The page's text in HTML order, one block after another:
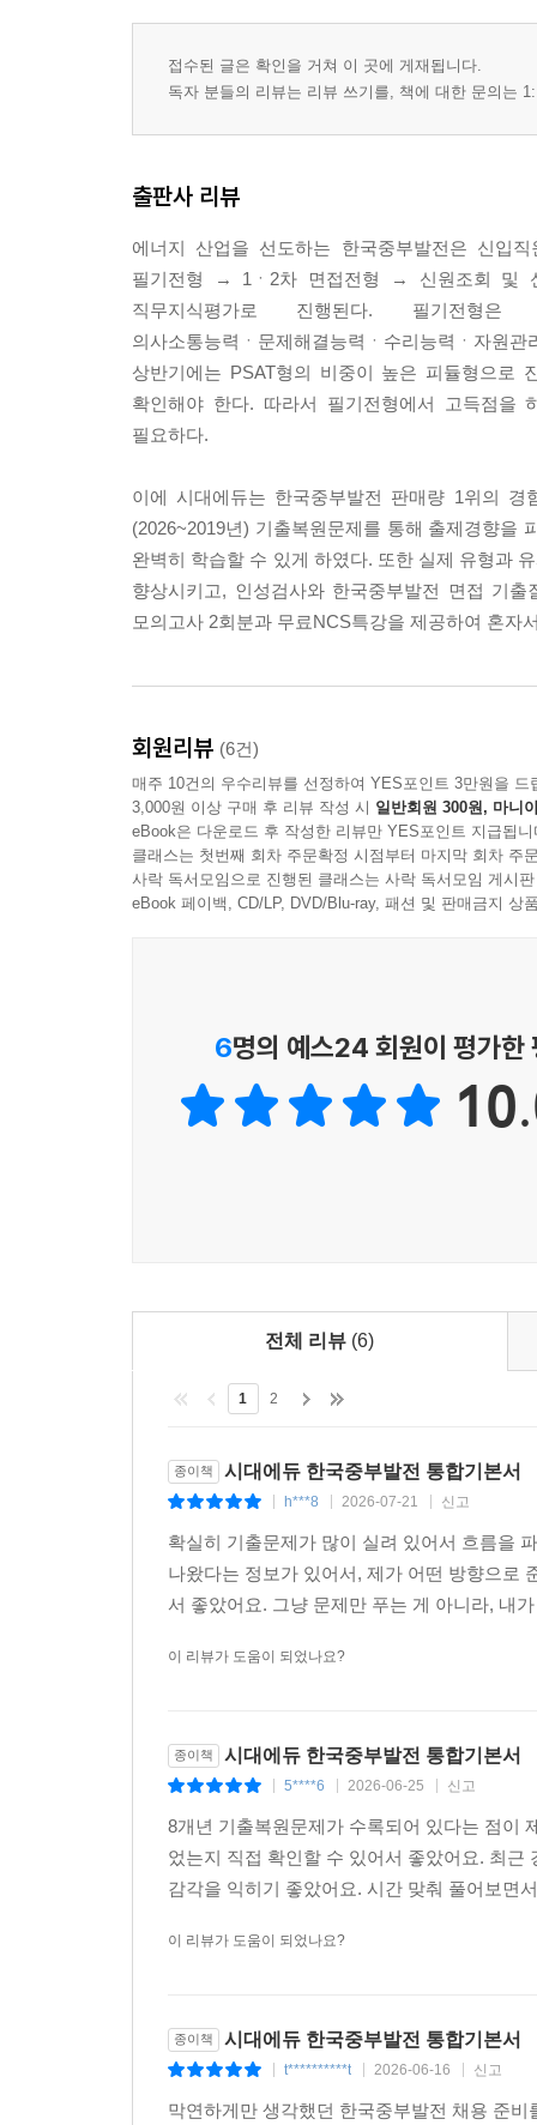
접수된 글은 확인을 거쳐 이 곳에 게재됩니다.
독자 분들의 리뷰는 리뷰 쓰기를, 책에 대한 문의는
출판사 리뷰
에너지 산업을 선도하는 한국중부발전은 신입
필기전형 → 1ㆍ2차 면접전형 → 신원조회 및
직무지식평가로 진행된다. 필기전형은
의사소통능력ㆍ문제해결능력ㆍ수리능력ㆍ자원
상반기에는 PSAT형의 비중이 높은 피듈형으로
확인해야 한다. 따라서 필기전형에서 고득점을
필요하다.
이에 시대에듀는 한국중부발전 판매량 1위의
(2026~2019년) 기출복원문제를 통해 출제경향을
완벽히 학습할 수 있게 하였다. 또한 실제 유형과
향상시키고, 인성검사와 한국중부발전 면접 기
모의고사 2회분과 무료NCS특강을 제공하여 혼자
회원리뷰 (6건)
매주 10건의 우수리뷰를 선정하여 YES포인트 3만원을 드
3,000원 이상 구매 후 리뷰 작성 시 일반회원 300원, 마니
eBook은 다운로드 후 작성한 리뷰만 YES포인트 지급됩니
클래스는 첫번째 회차 주문확정 시점부터 마지막 회차 주
사락 독서모임으로 진행된 클래스는 사락 독서모임 게시
eBook 페이백, CD/LP, DVD/Blu-ray, 패션 및 판매금지 상
6명의 예스24 회원이 평가한
전체 리뷰 (6)
1 2
종이책 시대에듀 한국중부발전 통합기본서
h***8 2026-07-21 신고
확실히 기출문제가 많이 실려 있어서 흐름을
나왔다는 정보가 있어서, 제가 어떤 방향으로
서 좋았어요. 그냥 문제만 푸는 게 아니라, 내
이 리뷰가 도움이 되었나요?
종이책 시대에듀 한국중부발전 통합기본서
5****6 2026-06-25 신고
8개년 기출복원문제가 수록되어 있다는 점이
었는지 직접 확인할 수 있어서 좋았어요. 최
감각을 익히기 좋았어요. 시간 맞춰 풀어보면
이 리뷰가 도움이 되었나요?
종이책 시대에듀 한국중부발전 통합기본서
t**********t 2026-06-16 신고
막연하게만 생각했던 한국중부발전 채용 준